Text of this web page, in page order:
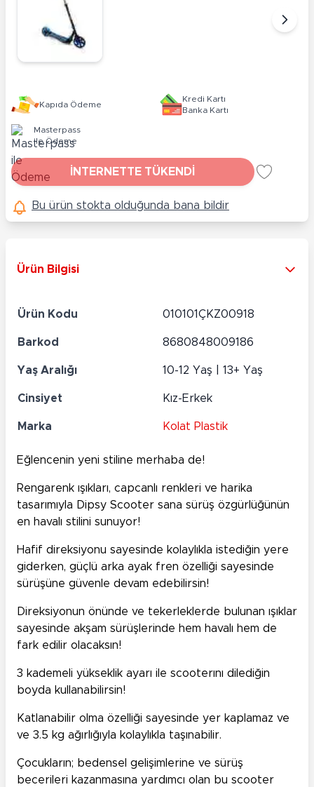
Kapıda Ödeme
Kredi Kartı
Banka Kartı
Masterpass
ile Ödeme
İNTERNETTE TÜKENDİ
Bu ürün stokta olduğunda bana bildir
Ürün Bilgisi
Ürün Kodu 010101ÇKZ00918
Barkod 8680848009186
Yaş Aralığı 10-12 Yaş | 13+ Yaş
Cinsiyet Kız-Erkek
Marka Kolat Plastik
Eğlencenin yeni stiline merhaba de!
Rengarenk ışıkları, capcanlı renkleri ve harika
tasarımıyla Dipsy Scooter sana sürüş özgürlüğünün
en havalı stilini sunuyor!
Hafif direksiyonu sayesinde kolaylıkla istediğin yere
giderken, güçlü arka ayak fren özelliği sayesinde
sürüşüne güvenle devam edebilirsin!
Direksiyonun önünde ve tekerleklerde bulunan ışıklar
sayesinde akşam sürüşlerinde hem havalı hem de
fark edilir olacaksın!
3 kademeli yükseklik ayarı ile scooterını dilediğin
boyda kullanabilirsin!
Katlanabilir olma özelliği sayesinde yer kaplamaz ve
ve 3.5 kg ağırlığıyla kolaylıkla taşınabilir.
Çocukların; bedensel gelişimlerine ve sürüş
becerileri kazanmasına yardımcı olan bu scooter